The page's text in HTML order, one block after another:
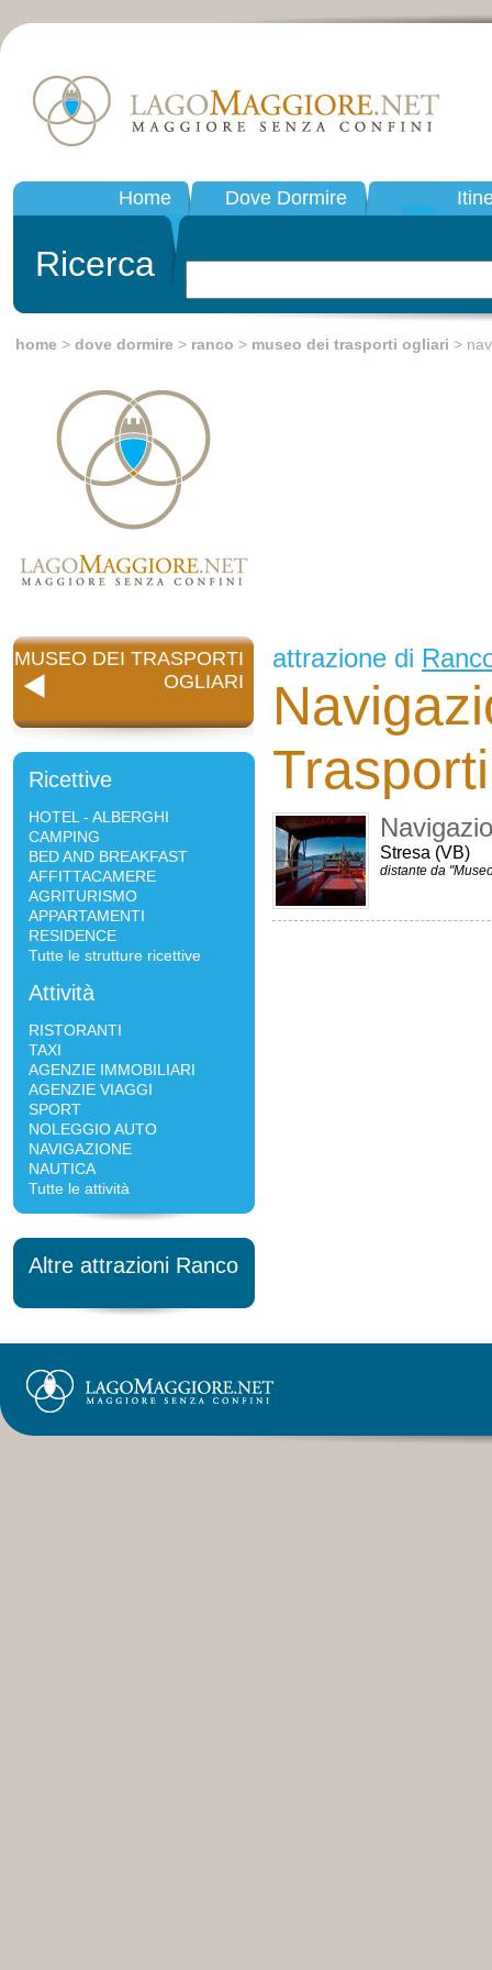
Home Dove Dormire
Ricerca
home > dove dormire > ranco > museo dei trasporti ogliari >
MUSEO DEI TRASPORTI
OGLIARI
Ricettive
HOTEL - ALBERGHI
CAMPING
BED AND BREAKFAST
AFFITTACAMERE
AGRITURISMO
APPARTAMENTI
RESIDENCE
Tutte le strutture ricettive
Attività
RISTORANTI
TAXI
AGENZIE IMMOBILIARI
AGENZIE VIAGGI
SPORT
NOLEGGIO AUTO
NAVIGAZIONE
NAUTICA
Tutte le attività
Altre attrazioni Ranco
attrazione di
Stresa (VB)
distante da